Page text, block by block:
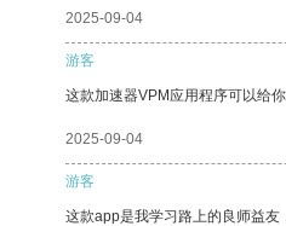
2025-09-04
游客
这款加速器VPM应用程序可以给
2025-09-04
游客
这款app是我学习路上的良师益